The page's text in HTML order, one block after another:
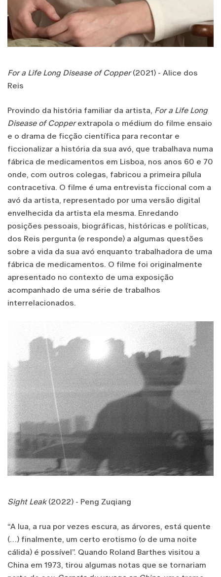
For a Life Long Disease of Copper(2021) - Alice dos
Reis
Provindo da história familiar da artista, For a Life Long
Disease of Copperextrapola o médium do filme ensaio
e o drama de ficção científica para recontar e
ficcionalizar a história da sua avó, que trabalhava numa
fábrica de medicamentos em Lisboa, nos anos 60 e 70
onde, com outros colegas, fabricou a primeira pílula
contracetiva. O filme é uma entrevista ficcional com a
avó da artista, representado por uma versão digital
envelhecida da artista ela mesma. Enredando
posições pessoais, biográficas, históricas e políticas,
dos Reis pergunta (e responde) a algumas questões
sobre a vida da sua avó enquanto trabalhadora de uma
fábrica de medicamentos. O filme foi originalmente
apresentado no contexto de uma exposição
acompanhado de uma série de trabalhos
interrelacionados.
Sight Leak(2022) - Peng Zuqiang
“A lua, a rua por vezes escura, as árvores, está quente
(…) finalmente, um certo erotismo (o de uma noite
cálida) é possível”. Quando Roland Barthes visitou a
China em 1973, tirou algumas notas que se tornariam